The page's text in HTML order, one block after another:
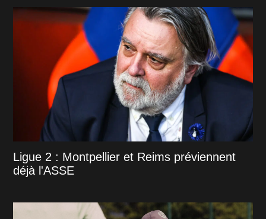
Ligue 2 : Montpellier et Reims préviennent
déjà l'ASSE